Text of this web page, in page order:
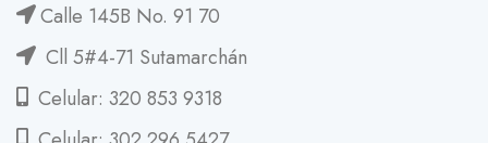
Calle 145B No. 91 70
Cll 5#4-71 Sutamarchán
Celular: 320 853 9318